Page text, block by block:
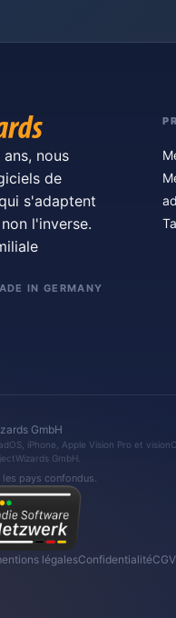
nous
de
s'adaptent
l'inverse.
IN GERMANY
GmbH
iPhone, Apple Vision Pro et
GmbH.
pays confondus.
légalesConfidentialitéCGV